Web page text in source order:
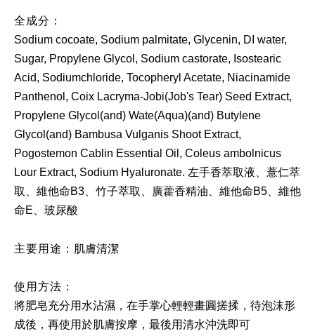
全成分：
Sodium cocoate, Sodium palmitate, Glycenin, DI water,
Sugar, Propylene Glycol, Sodium castorate, Isostearic
Acid, Sodiumchloride, Tocopheryl Acetate, Niacinamide
Panthenol, Coix Lacryma-Jobi(Job's Tear) Seed Extract,
Propylene Glycol(and) Wate(Aqua)(and) Butylene
Glycol(and) Bambusa Vulganis Shoot Extract,
Pogostemon Cablin Essential Oil, Coleus ambolnicus
Lour Extract, Sodium Hyaluronate. 左手香萃取液、薏仁萃
取、維他命B3、竹子萃取、廣藿香精油、維他命B5、維他
命E、玻尿酸
主要用途： 肌膚清潔
使用方法：
將肥皂充分用水沾濕，在手掌心輕輕畫圓搓揉，待泡沫形
成後，再使用於肌膚按摩，最後用清水沖洗即可